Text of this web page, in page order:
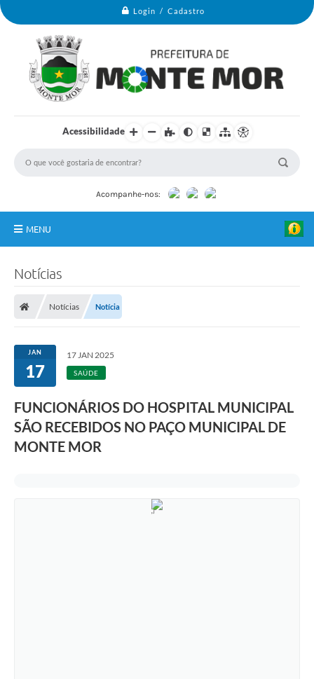
Login / Cadastro
Acessibilidade
Acompanhe-nos:
MENU
Portal do Cidadão
Links Úteis
A Prefeitura
Ouvidoria
Notícias
Notícias Notícia
JAN
17
17 JAN 2025
SAÚDE
FUNCIONÁRIOS DO HOSPITAL MUNICIPAL
SÃO RECEBIDOS NO PAÇO MUNICIPAL DE
MONTE MOR